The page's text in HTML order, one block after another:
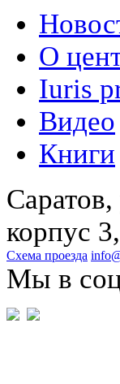
О
Iuris
Видео
Книги
корпус
Схема проезда
Мы в